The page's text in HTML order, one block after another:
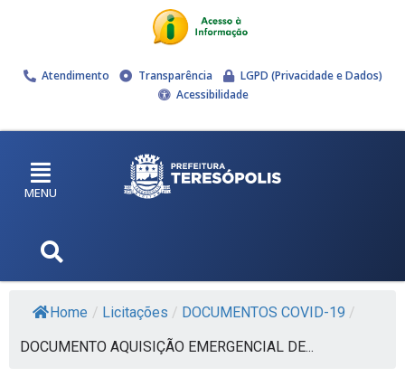
Atendimento Transparência
LGPD (Privacidade e Dados)
Acessibilidade
MENU
Home / Licitações / DOCUMENTOS COVID-19 /
DOCUMENTO AQUISIÇÃO EMERGENCIAL DE...